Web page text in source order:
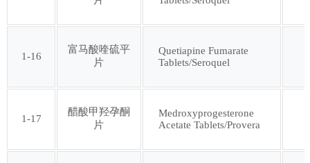
第五十五批 第五十六批
第五十七批 第五十八批
第五十九批 第六十批
第六十一批 第六十二批
1-16
富马酸喹硫平
片
Quetiapine Fumarate
Tablets/Seroquel
1-17
醋酸甲羟孕酮
片
Medroxyprogesterone
Acetate Tablets/Provera